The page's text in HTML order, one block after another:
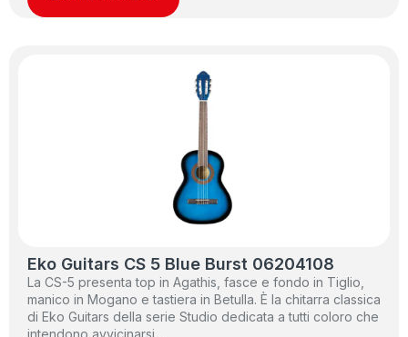
Eko Guitars CS 5 Blue Burst 06204108
La CS-5 presenta top in Agathis, fasce e fondo in Tiglio,
manico in Mogano e tastiera in Betulla. È la chitarra classica
di Eko Guitars della serie Studio dedicata a tutti coloro che
intendono avvicinarsi…